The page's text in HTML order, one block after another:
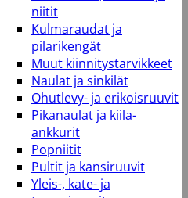
niitit
Kulmaraudat ja
pilarikengät
Muut kiinnitystarvikkeet
Naulat ja sinkilät
Ohutlevy- ja erikoisruuvit
Pikanaulat ja kiila-
ankkurit
Popniitit
Pultit ja kansiruuvit
Yleis-, kate- ja